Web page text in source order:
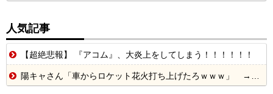
人気記事
【超絶悲報】 『アコム』、大炎上をしてしまう！！！！！！
陽キャさん「車からロケット花火打ち上げたろｗｗｗ」 → サンルーフが閉まっていて無事車内に発射